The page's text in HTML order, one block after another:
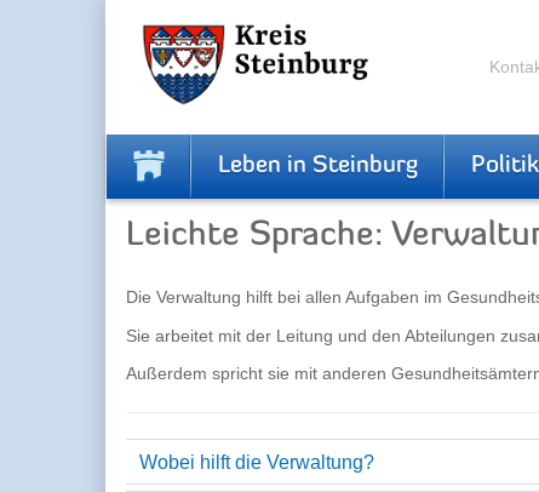
Leben in Steinburg Politik
Leichte Sprache:
Die Verwaltung hilft bei allen Aufgaben im
Sie arbeitet mit der Leitung und den Abteilungen
Außerdem spricht sie mit anderen
Wobei hilft die Verwaltung?